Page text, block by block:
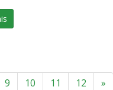
9 10 11 12 »